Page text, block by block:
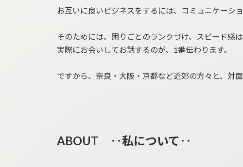
お互いに良いビジネスをするには、コミュニケーシ
そのためには、困りごとのランクづけ、スピード感
実際にお会いしてお話するのが、1番伝わります。
ですから、奈良・大阪・京都など近郊の方々と、対
ABOUT ‥私について‥